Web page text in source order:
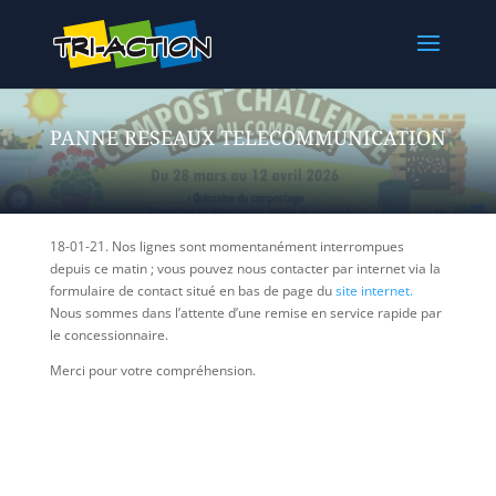
PANNE RESEAUX TELECOMMUNICATION
18-01-21. Nos lignes sont momentanément interrompues
depuis ce matin ; vous pouvez nous contacter par internet via la
formulaire de contact situé en bas de page dusite internet.
Nous sommes dans l’attente d’une remise en service rapide par
le concessionnaire.
Merci pour votre compréhension.